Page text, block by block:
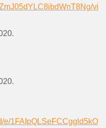
vi
e/1FAIpQLSeFCCggld5kO